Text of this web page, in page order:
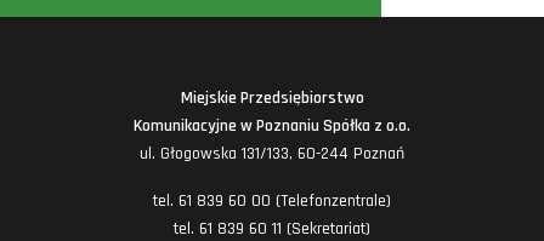
Miejskie Przedsiębiorstwo
Komunikacyjne w Poznaniu Spółka z o.o.
ul. Głogowska 131/133, 60-244 Poznań
tel. 61 839 60 00 (Telefonzentrale)
tel. 61 839 60 11 (Sekretariat)